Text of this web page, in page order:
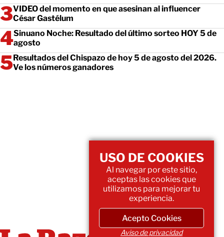
VIDEO del momento en que asesinan al influencer
César Gastélum
Sinuano Noche: Resultado del último sorteo HOY 5 de
agosto
Resultados del Chispazo de hoy 5 de agosto del 2026.
Ve los números ganadores
USO DE COOKIES
Al navegar por este sitio,
aceptas las cookies que
utilizamos para mejorar tu
experiencia.
Acepto Cookies
Aviso de privacidad